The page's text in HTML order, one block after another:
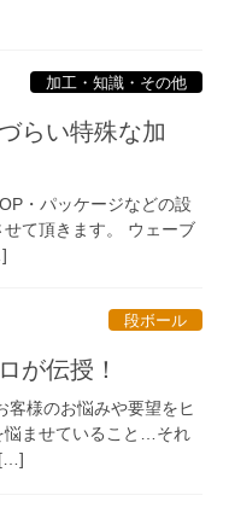
加工・知識・その他
らい特殊な加
・パッケージなどの設
て頂きます。 ウェーブ
段ボール
が伝授！
客様のお悩みや要望をヒ
悩ませていること…それ
[…]